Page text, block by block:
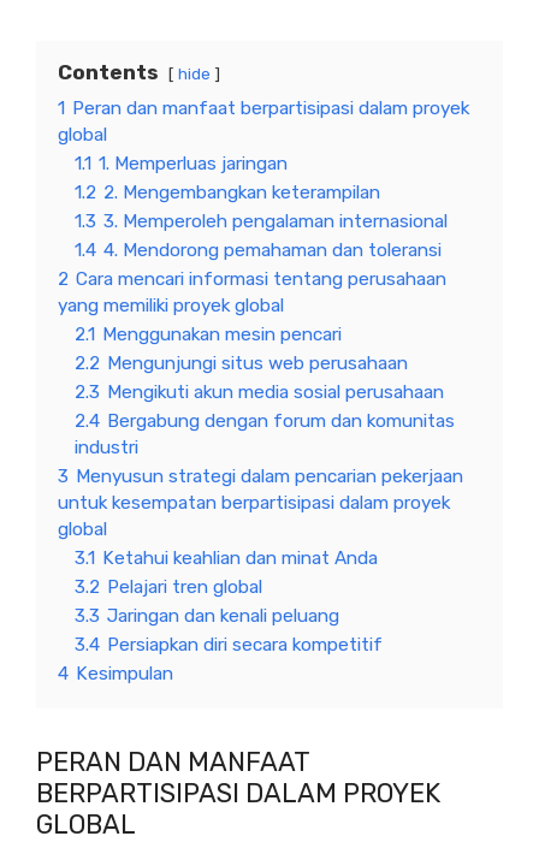
Contents hide
1 Peran dan manfaat berpartisipasi dalam proyek
global
1.1 1. Memperluas jaringan
1.2 2. Mengembangkan keterampilan
1.3 3. Memperoleh pengalaman internasional
1.4 4. Mendorong pemahaman dan toleransi
2 Cara mencari informasi tentang perusahaan
yang memiliki proyek global
2.1 Menggunakan mesin pencari
2.2 Mengunjungi situs web perusahaan
2.3 Mengikuti akun media sosial perusahaan
2.4 Bergabung dengan forum dan komunitas
industri
3 Menyusun strategi dalam pencarian pekerjaan
untuk kesempatan berpartisipasi dalam proyek
global
3.1 Ketahui keahlian dan minat Anda
3.2 Pelajari tren global
3.3 Jaringan dan kenali peluang
3.4 Persiapkan diri secara kompetitif
4 Kesimpulan
PERAN DAN MANFAAT
BERPARTISIPASI DALAM PROYEK
GLOBAL